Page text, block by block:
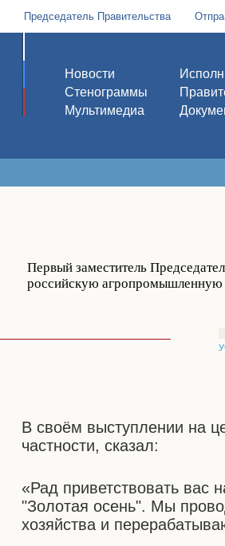
Председатель Правительства
Новости
Стенограммы
Мультимедиа
Первый заместитель
российскую агропромышленную
В своём выступлении на
частности, сказал:
«Рад приветствовать вас
"Золотая осень". Мы
хозяйства и